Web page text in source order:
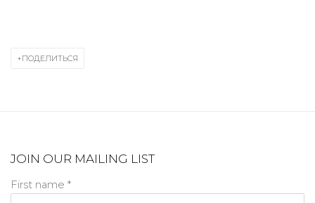
ПОДЕЛИТЬСЯ
JOIN OUR MAILING LIST
First name *